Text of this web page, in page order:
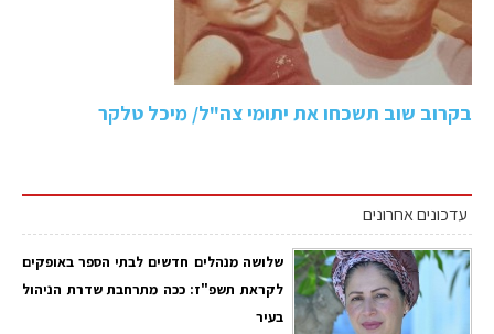
בקרוב שוב תשכחו את יתומי צה"ל/ מיכל טלקר
עדכונים אחרונים
שלושה מנהלים חדשים לבתי הספר באופקים
לקראת תשפ"ז: ככה מתרחבת שדרת הניהול
בעיר